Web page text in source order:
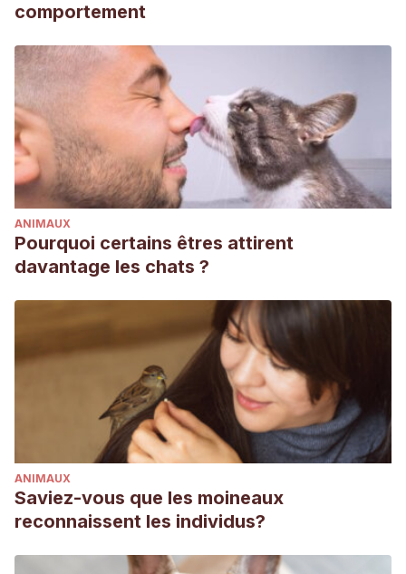
comportement
ANIMAUX
Pourquoi certains êtres attirent
davantage les chats ?
ANIMAUX
Saviez-vous que les moineaux
reconnaissent les individus?